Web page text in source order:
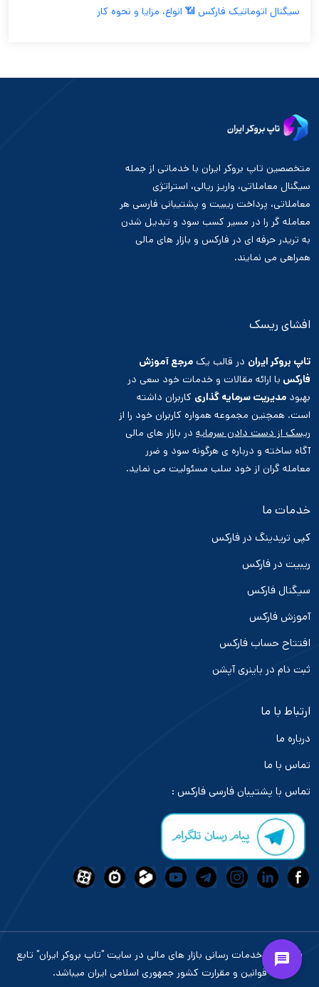
سیگنال اتوماتیک فارکس 📶 انواع، مزایا و نحوه کار
متخصصین تاپ بروکر ایران با خدماتی از جمله
سیگنال معاملاتی، واریز ریالی، استراتژی
معاملاتی، پرداخت ریبیت و پشتیبانی فارسی هر
معامله گر را در مسیر کسب سود و تبدیل شدن
به تریدر حرفه ای در فارکس و بازار های مالی
همراهی می نمایند.
افشای ریسک
تاپ بروکر ایران در قالب یک مرجع آموزش
فارکس با ارائه مقالات و خدمات خود سعی در
بهبود مدیریت سرمایه گذاری کاربران داشته
است. همچنین مجموعه همواره کاربران خود را از
ریسک از دست دادن سرمایه در بازار های مالی
آگاه ساخته و درباره ی هرگونه سود و ضرر
معامله گران از خود سلب مسئولیت می نماید.
خدمات ما
کپی تریدینگ در فارکس
ریبیت در فارکس
سیگنال فارکس
آموزش فارکس
افتتاح حساب فارکس
ثبت نام در باینری آپشن
ارتباط با ما
درباره ما
تماس با ما
تماس با پشتیبان فارسی فارکس :
فعالیت و خدمات رسانی بازار های مالی در سایت "تاپ بروکر ایران" تابع
قوانین و مقرارت کشور جمهوری اسلامی ایران میباشد.